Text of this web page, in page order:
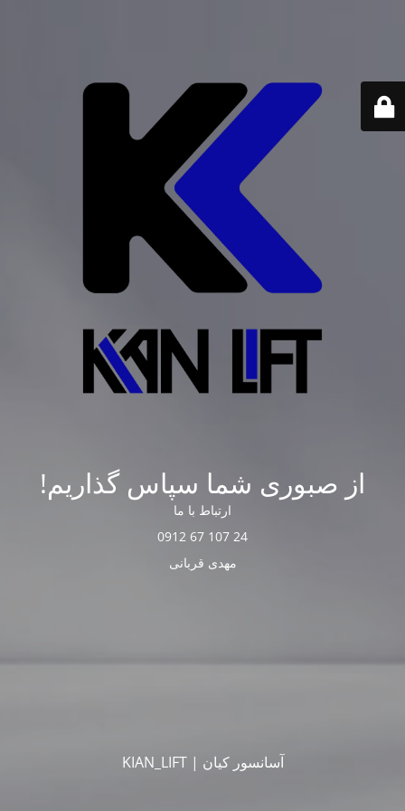
از صبوری شما سپاس گذاریم!
ارتباط با ما
24 107 67 0912
مهدی قربانی
آسانسور کیان | KIAN_LIFT